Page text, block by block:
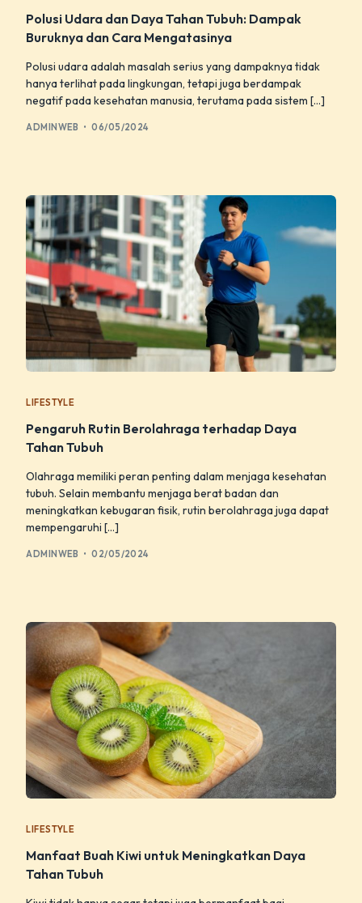
Polusi Udara dan Daya Tahan Tubuh: Dampak
Buruknya dan Cara Mengatasinya
Polusi udara adalah masalah serius yang dampaknya tidak
hanya terlihat pada lingkungan, tetapi juga berdampak
negatif pada kesehatan manusia, terutama pada sistem […]
ADMINWEB 06/05/2024
LIFESTYLE
Pengaruh Rutin Berolahraga terhadap Daya
Tahan Tubuh
Olahraga memiliki peran penting dalam menjaga kesehatan
tubuh. Selain membantu menjaga berat badan dan
meningkatkan kebugaran fisik, rutin berolahraga juga dapat
mempengaruhi […]
ADMINWEB 02/05/2024
LIFESTYLE
Manfaat Buah Kiwi untuk Meningkatkan Daya
Tahan Tubuh